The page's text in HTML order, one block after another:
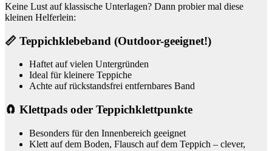
Keine Lust auf klassische Unterlagen? Dann probier mal diese
kleinen Helferlein:
📏 Teppichklebeband (Outdoor-geeignet!)
Haftet auf vielen Untergründen
Ideal für kleinere Teppiche
Achte auf rückstandsfrei entfernbares Band
🧲 Klettpads oder Teppichklettpunkte
Besonders für den Innenbereich geeignet
Klett auf dem Boden, Flausch auf dem Teppich – clever,